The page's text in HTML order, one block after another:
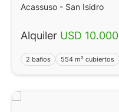
Acassuso - San Isidro
Alquiler USD 10.000
2 baños 554 m² cubiertos